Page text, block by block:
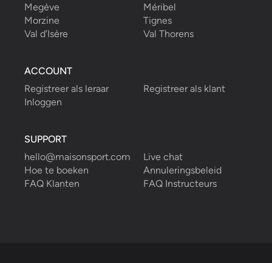
Megève
Méribel
Morzine
Tignes
Val d’Isère
Val Thorens
ACCOUNT
Registreer als leraar
Registreer als klant
Inloggen
SUPPORT
hello@maisonsport.com
Live chat
Hoe te boeken
Annuleringsbeleid
FAQ Klanten
FAQ Instructeurs